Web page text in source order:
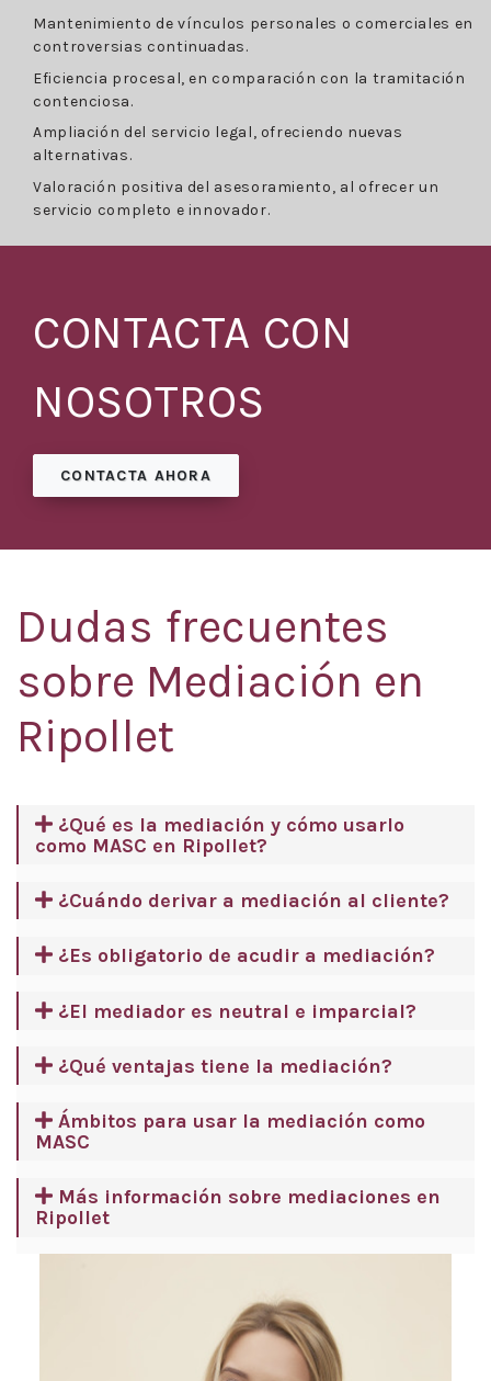
Mantenimiento de vínculos personales o comerciales en
controversias continuadas.
Eficiencia procesal, en comparación con la tramitación
contenciosa.
Ampliación del servicio legal, ofreciendo nuevas
alternativas.
Valoración positiva del asesoramiento, al ofrecer un
servicio completo e innovador.
CONTACTA CON
NOSOTROS
CONTACTA AHORA
Dudas frecuentes
sobre Mediación en
Ripollet
¿Qué es la mediación y cómo usarlo
como MASC en Ripollet?
¿Cuándo derivar a mediación al cliente?
¿Es obligatorio de acudir a mediación?
¿El mediador es neutral e imparcial?
¿Qué ventajas tiene la mediación?
Ámbitos para usar la mediación como
MASC
Más información sobre mediaciones en
Ripollet